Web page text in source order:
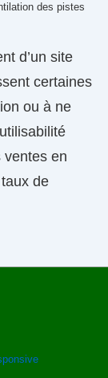
des pistes
d’un site
certaines
ou à ne
ventes en
de